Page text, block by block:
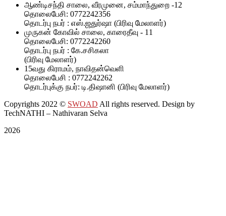
ஆண்டிசந்தி சாலை, வீரமுனை, சம்மாந்துறை -12
தொலைபேசி: 0772242356
தொடர்பு நபர் : எஸ்.ஜதுர்ஷா (பிரிவு மேலாளர்)
முருகன் கோவில் சாலை, காரைதீவு - 11
தொலைபேசி: 0772242260
தொடர்பு நபர் : கே.சசிகலா
(பிரிவு மேலாளர்)
15வது கிராமம், நாவிதன்வெளி
தொலைபேசி : 0772242262
தொடர்புக்கு நபர்: டி.திஷானி (பிரிவு மேலாளர்)
Copyrights 2022 © SWOAD All rights reserved. Design by
TechNATHI – Nathivaran Selva
2026